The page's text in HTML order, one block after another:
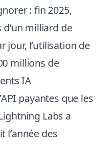
: fin 2025,
milliard de
jour, l’utilisation de
millions de
IA
payantes que les
Labs a
l’année des